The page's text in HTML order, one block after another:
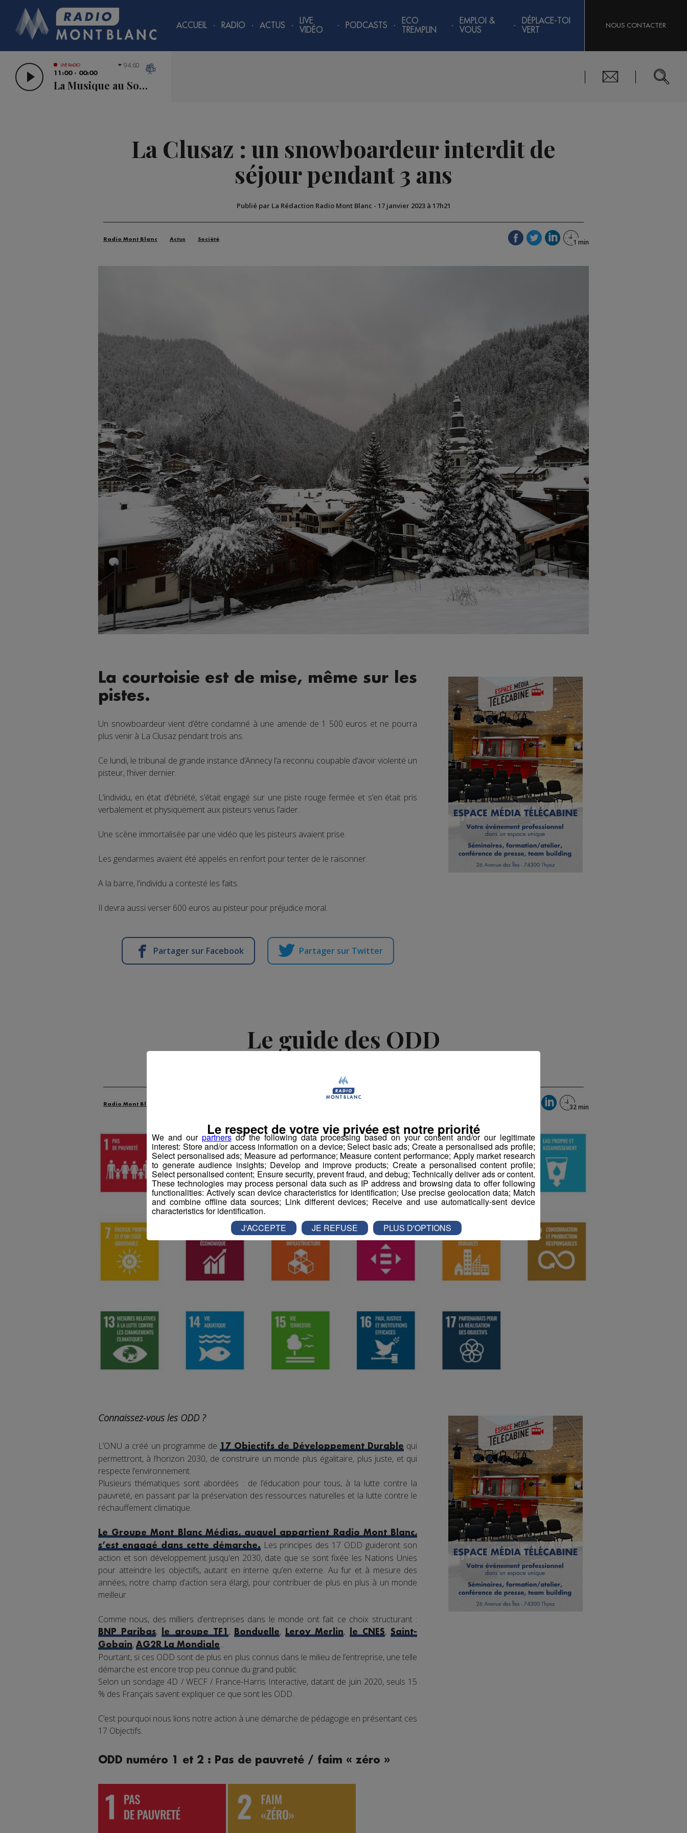
ACCUEIL RADIO ACTUS
LIVE
VIDÉO
PODCASTS
ECO
TREMPLIN
EMPLOI &
VOUS
DÉPLACE-TOI
VERT
NOUS CONTACTER
LIVE RADIO
11:00 - 00:00
La Musique au Sommet
94.60
La Clusaz : un snowboardeur interdit de
séjour pendant 3 ans
Publié par La Rédaction Radio Mont Blanc - 17 janvier 2023 à 17h21
Radio Mont Blanc Actus Société
La courtoisie est de mise, même sur les
pistes.
Un snowboardeur vient d’être condamné à une amende de 1 500 euros et ne pourra
plus venir à La Clusaz pendant trois ans.
Ce lundi, le tribunal de grande instance d’Annecy l’a reconnu coupable d’avoir violenté un
pisteur, l’hiver dernier.
L’individu, en état d’ébriété, s’était engagé sur une piste rouge fermée et s’en était pris
verbalement et physiquement aux pisteurs venus l’aider.
Une scène immortalisée par une vidéo que les pisteurs avaient prise.
Les gendarmes avaient été appelés en renfort pour tenter de le raisonner.
A la barre, l'individu a contesté les faits.
Il devra aussi verser 600 euros au pisteur pour préjudice moral.
Partager sur Facebook Partager sur Twitter
Le guide des ODD
Radio Mont Blanc
Connaissez-vous les ODD ?
L’ONU a créé un programme de17 Objectifs de Développement Durablequi
permettront, à l’horizon 2030, de construire un monde plus égalitaire, plus juste, et qui
respecte l’environnement.
Plusieurs thématiques sont abordées : de l’éducation pour tous, à la lutte contre la
pauvreté, en passant par la préservation des ressources naturelles et la lutte contre le
réchauffement climatique.
Le Groupe Mont Blanc Médias, auquel appartient Radio Mont Blanc,
s’est engagé dans cette démarche.Les principes des 17 ODD guideront son
action et son développement jusqu'en 2030, date que se sont fixée les Nations Unies
pour atteindre les objectifs, autant en interne qu’en externe. Au fur et à mesure des
années, notre champ d’action sera élargi, pour contribuer de plus en plus à un monde
meilleur.
Comme nous, des milliers d’entreprises dans le monde ont fait ce choix structurant :
BNP Paribas,le groupe TF1,Bonduelle,Leroy Merlin, le CNES,Saint-
Gobain, AG2R La Mondiale...
Pourtant, si ces ODD sont de plus en plus connus dans le milieu de l’entreprise, une telle
démarche est encore trop peu connue du grand public.
Selon un sondage 4D / WECF / France-Harris Interactive, datant de juin 2020, seuls 15
% des Français savent expliquer ce que sont les ODD.
C’est pourquoi nous lions notre action à une démarche de pédagogie en présentant ces
17 Objectifs.
ODD numéro 1 et 2 : Pas de pauvreté / faim « zéro »
We and our partnersdo the following data processing based on your consent and/or our legitimate
interest: Store and/or access information on a device; Select basic ads; Create a personalised ads profile;
Select personalised ads; Measure ad performance; Measure content performance; Apply market research
to generate audience insights; Develop and improve products; Create a personalised content profile;
Select personalised content; Ensure security, prevent fraud, and debug; Technically deliver ads or content.
These technologies may process personal data such as IP address and browsing data to offer following
functionalities: Actively scan device characteristics for identification; Use precise geolocation data; Match
and combine offline data sources; Link different devices; Receive and use automatically-sent device
characteristics for identification.
Le respect de votre vie privée est notre priorité
J'ACCEPTE JE REFUSE PLUS D'OPTIONS